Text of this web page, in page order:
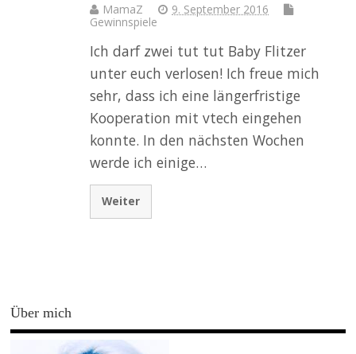
MamaZ
9. September 2016
Gewinnspiele
Ich darf zwei tut tut Baby Flitzer
unter euch verlosen! Ich freue mich
sehr, dass ich eine längerfristige
Kooperation mit vtech eingehen
konnte. In den nächsten Wochen
werde ich einige…
Weiter
Über mich